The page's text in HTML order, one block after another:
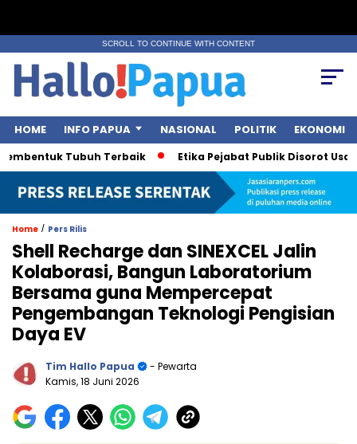
SCROLL TO CONTINUE WITH CONTENT
HOME INFO PAPUA NASIONAL POLITIK EKONOMI
Tubuh Terbaik Etika Pejabat Publik Disorot Usai
Home / Pers Rilis
Shell Recharge dan SINEXCEL Jalin
Kolaborasi, Bangun Laboratorium
Bersama guna Mempercepat
Pengembangan Teknologi Pengisian
Daya EV
Tim Hallo Papua
- Pewarta
Kamis, 18 Juni 2026